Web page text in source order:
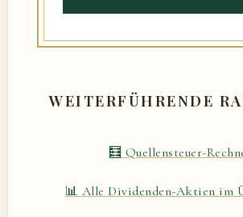
WEITERFÜHRENDE
🧮 Quellensteuer-
📊 Alle Dividenden-Aktien im